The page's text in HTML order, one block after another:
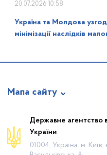
20.07.2026 10:58
Україна та Молдова
мінімізації наслідків
Мапа сайту
Про відомство
Діяльність
Громадянам
Державне агентство
України
01004, Україна, м. Київ,